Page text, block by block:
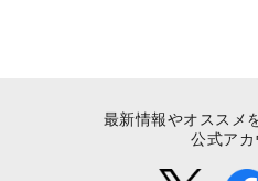
最新情報やオススメ
公式アカ